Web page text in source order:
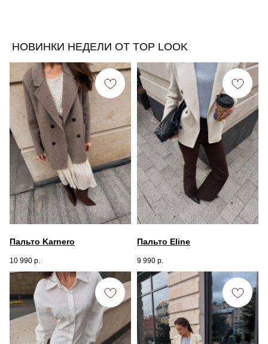
НОВИНКИ НЕДЕЛИ ОТ TOP LOOK
Пальто Karnero
10 990 р.
Пальто Eline
9 990 р.